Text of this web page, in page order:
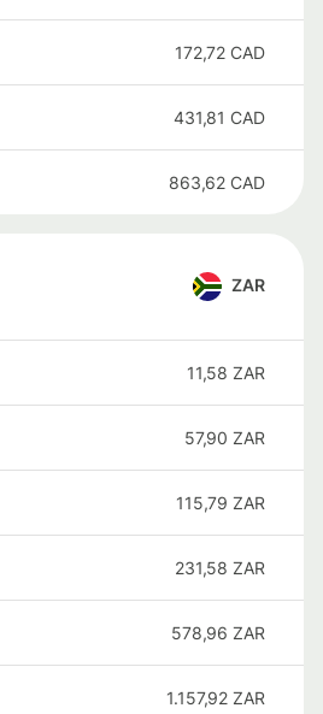
172,72 CAD
431,81 CAD
863,62 CAD
ZAR
11,58 ZAR
57,90 ZAR
115,79 ZAR
231,58 ZAR
578,96 ZAR
1.157,92 ZAR